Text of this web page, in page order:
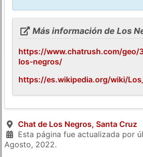
Más información de Los
https://www.chatrush.com/geo/
los-negros/
https://es.wikipedia.org/wiki/
Chat de Los Negros, Santa Cruz
Esta página fue actualizada por
Agosto, 2022.